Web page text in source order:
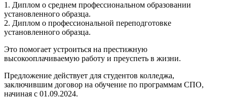
1. Диплом о среднем профессиональном образовании
установленного образца.
2. Диплом о профессиональной переподготовке
установленного образца.
Это помогает устроиться на престижную
высокооплачиваемую работу и преуспеть в жизни.
Предложение действует для студентов колледжа,
заключившим договор на обучение по программам СПО,
начиная с 01.09.2024.